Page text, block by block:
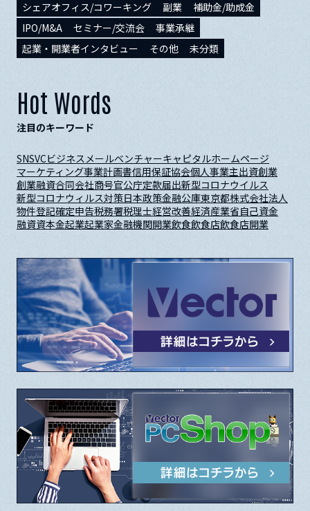
シェアオフィス/コワーキング
副業
補助金/助成金
IPO/M&A
セミナー/交流会
事業承継
起業・開業者インタビュー
その他 未分類
Hot Words
注目のキーワード
SNSVCビジネスメールベンチャーキャピタルホームページ
マーケティング事業計画書信用保証協会個人事業主出資創業
創業融資合同会社商号官公庁定款届出新型コロナウイルス
新型コロナウィルス対策日本政策金融公庫東京都株式会社法人
物件登記確定申告税務署税理士経営改善経済産業省自己資金
融資資本金起業起業家金融機関開業飲食飲食店飲食店開業